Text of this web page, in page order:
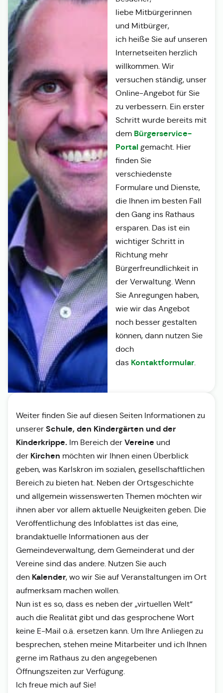
liebe Mitbürgerinnen
und Mitbürger,
ich heiße Sie auf unseren
Internetseiten herzlich
willkommen. Wir
versuchen ständig, unser
Online-Angebot für Sie
zu verbessern. Ein erster
Schritt wurde bereits mit
dem Bürgerservice-
Portalgemacht. Hier
finden Sie
verschiedenste
Formulare und Dienste,
die Ihnen im besten Fall
den Gang ins Rathaus
ersparen. Das ist ein
wichtiger Schritt in
Richtung mehr
Bürgerfreundlichkeit in
der Verwaltung. Wenn
Sie Anregungen haben,
wie wir das Angebot
noch besser gestalten
können, dann nutzen Sie
doch
das Kontaktformular.
Weiter finden Sie auf diesen Seiten Informationen zu
unserer Schule, den Kindergärten und der
Kinderkrippe. Im Bereich der Vereine und
der Kirchen möchten wir Ihnen einen Überblick
geben, was Karlskron im sozialen, gesellschaftlichen
Bereich zu bieten hat. Neben der Ortsgeschichte
und allgemein wissenswerten Themen möchten wir
ihnen aber vor allem aktuelle Neuigkeiten geben. Die
Veröffentlichung des Infoblattes ist das eine,
brandaktuelle Informationen aus der
Gemeindeverwaltung, dem Gemeinderat und der
Vereine sind das andere. Nutzen Sie auch
den Kalender, wo wir Sie auf Veranstaltungen im Ort
aufmerksam machen wollen.
Nun ist es so, dass es neben der „virtuellen Welt“
auch die Realität gibt und das gesprochene Wort
keine E-Mail o.ä. ersetzen kann. Um Ihre Anliegen zu
besprechen, stehen meine Mitarbeiter und ich Ihnen
gerne im Rathaus zu den angegebenen
Öffnungszeiten zur Verfügung.
Ich freue mich auf Sie!